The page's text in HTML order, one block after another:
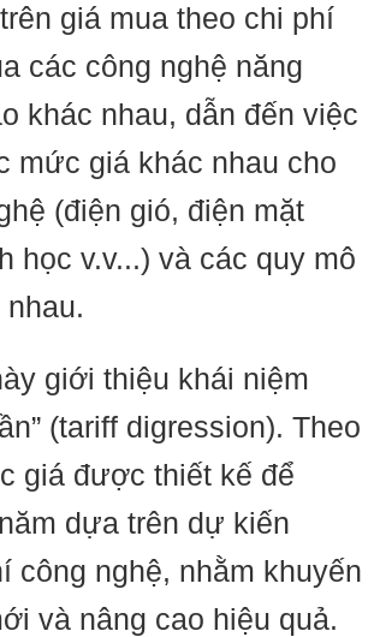
giá mua theo chi phí
các công nghệ năng
khác nhau, dẫn đến việc
mức giá khác nhau cho
(điện gió, điện mặt
học v.v...) và các quy mô
giới thiệu khái niệm
(tariff digression). Theo
giá được thiết kế để
dựa trên dự kiến
công nghệ, nhằm khuyến
và nâng cao hiệu quả.